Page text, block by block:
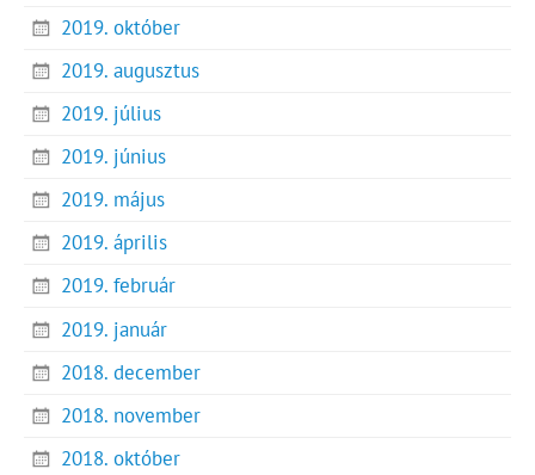
2019. október
2019. augusztus
2019. július
2019. június
2019. május
2019. április
2019. február
2019. január
2018. december
2018. november
2018. október